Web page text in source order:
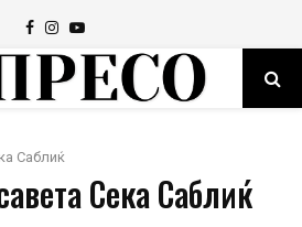
Facebook
Instagram
Youtube
Саблиќ
Сека Саблиќ